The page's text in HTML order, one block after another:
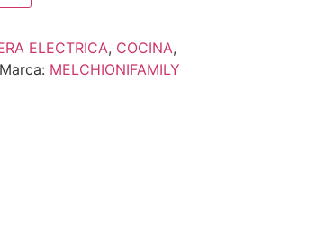
ELECTRICA, COCINA,
Marca: MELCHIONIFAMILY